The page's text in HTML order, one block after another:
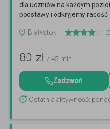
dla uczniów na każdym
podstawy i odkryjemy
Białystok
80 zł / 45 min
Zadzwoń
Ostatnia aktywność: